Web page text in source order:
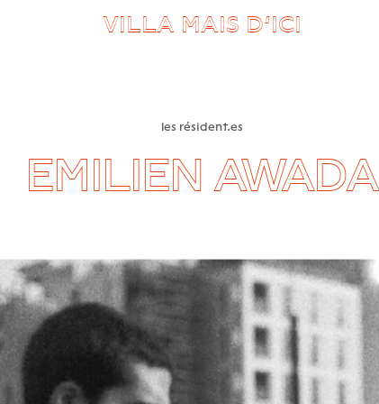
VILLA MAIS D’ICI
les résident.es
EMILIEN AWADA